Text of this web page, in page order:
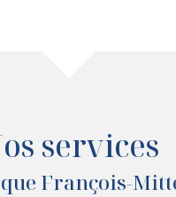
services
François-